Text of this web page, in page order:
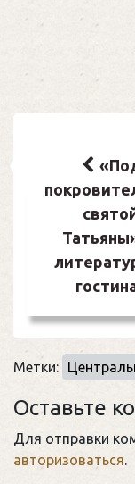
записям
Метки:
Оставьте
Для отправки
авторизоваться.